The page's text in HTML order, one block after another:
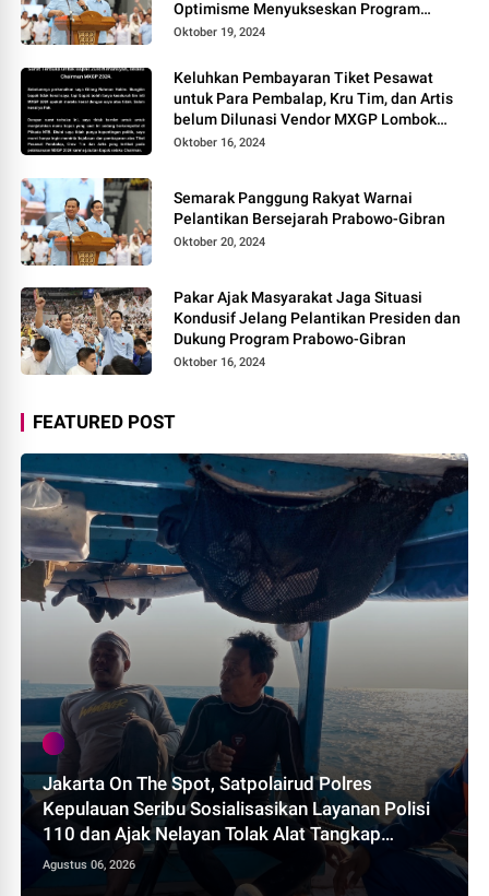
Optimisme Menyukseskan Program
Pemerintahan Baru
Oktober 19, 2024
Keluhkan Pembayaran Tiket Pesawat
untuk Para Pembalap, Kru Tim, dan Artis
belum Dilunasi Vendor MXGP Lombok
2024 Layangkan Surat Terbuka
Oktober 16, 2024
Semarak Panggung Rakyat Warnai
Pelantikan Bersejarah Prabowo-Gibran
Oktober 20, 2024
Pakar Ajak Masyarakat Jaga Situasi
Kondusif Jelang Pelantikan Presiden dan
Dukung Program Prabowo-Gibran
Oktober 16, 2024
FEATURED POST
Jakarta On The Spot, Satpolairud Polres
Kepulauan Seribu Sosialisasikan Layanan Polisi
110 dan Ajak Nelayan Tolak Alat Tangkap
Terlarang
Agustus 06, 2026